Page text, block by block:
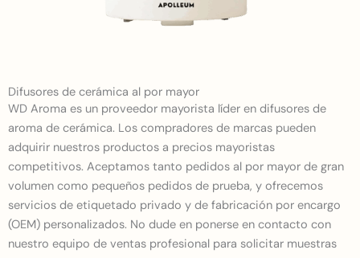
Difusores de cerámica al por mayor
WD Aroma es un proveedor mayorista líder en difusores de
aroma de cerámica. Los compradores de marcas pueden
adquirir nuestros productos a precios mayoristas
competitivos. Aceptamos tanto pedidos al por mayor de gran
volumen como pequeños pedidos de prueba, y ofrecemos
servicios de etiquetado privado y de fabricación por encargo
(OEM) personalizados. No dude en ponerse en contacto con
nuestro equipo de ventas profesional para solicitar muestras